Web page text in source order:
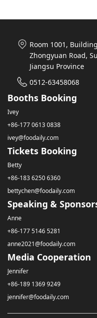
Room 1001,
Zhongyuan Road,
Jiangsu Province
0512-63458068
Booths Booking
Ivey
+86-177 0613 0838
ivey@foodaily.com
Tickets Booking
Betty
+86-183 6250 6360
bettychen@foodaily.com
Speaking &
Anne
+86-177 5146 5281
anne2021@foodaily.com
Media Cooperation
Jennifer
+86-189 1369 9249
jennifer@foodaily.com